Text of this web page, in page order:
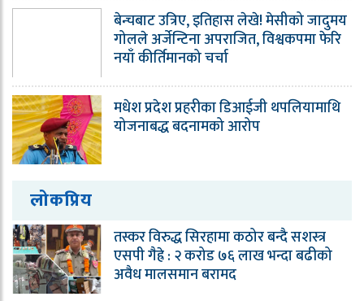
बेन्चबाट उत्रिए, इतिहास लेखे! मेसीको जादुमय
गोलले अर्जेन्टिना अपराजित, विश्वकपमा फेरि
नयाँ कीर्तिमानको चर्चा
मधेश प्रदेश प्रहरीका डिआईजी थपलियामाथि
योजनाबद्ध बदनामको आरोप
लोकप्रिय
तस्कर विरुद्ध सिरहामा कठोर बन्दै सशस्त्र
एसपी गैह्रे : २ करोड ७६ लाख भन्दा बढीको
अवैध मालसमान बरामद